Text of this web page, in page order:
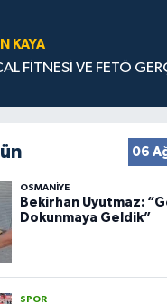
KAYA
FİTNESİ VE FETÖ
06
OSMANIYE
Bekirhan Uyutmaz:
Dokunmaya Geldik”
SPOR